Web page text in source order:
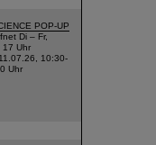
POP-UP
Di – Fr,
17 Uhr
10:30-
Uhr